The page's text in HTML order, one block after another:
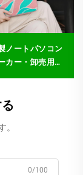
ノートパソコン
カー・卸売用空
。
0/100